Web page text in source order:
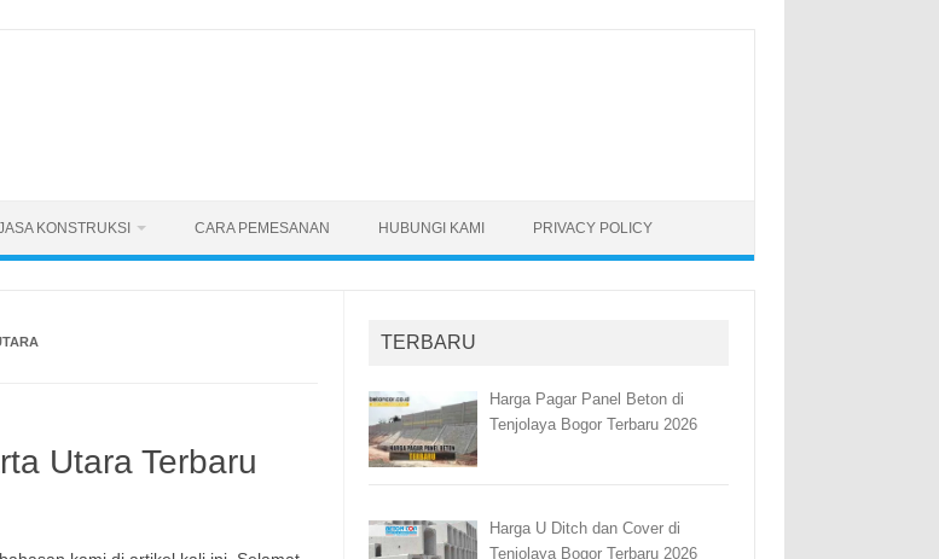
KONSTRUKSI CARA PEMESANAN HUBUNGI KAMI PRIVACY POLICY
Utara Terbaru
TERBARU
Harga Pagar Panel Beton di
Tenjolaya Bogor Terbaru 2026
Harga U Ditch dan Cover di
Tenjolaya Bogor Terbaru 2026